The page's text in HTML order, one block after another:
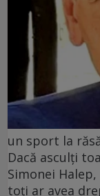
un sport la
Dacă asculți
Simonei
toți ar avea